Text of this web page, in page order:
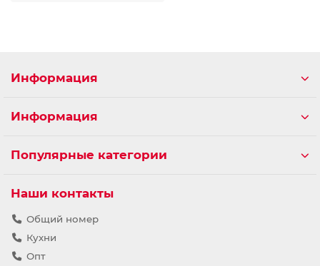
Информация
Информация
Популярные категории
Наши контакты
Общий номер
Кухни
Опт